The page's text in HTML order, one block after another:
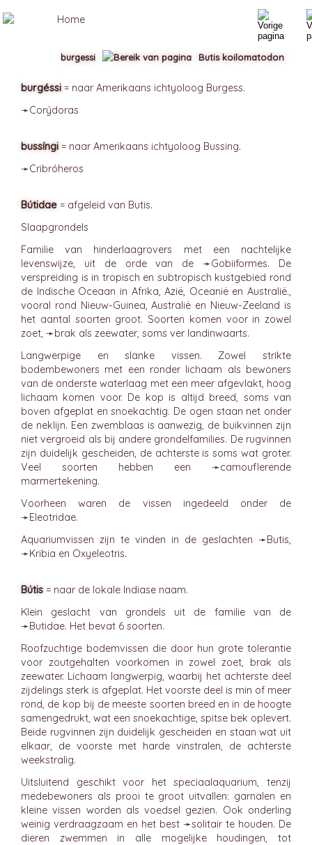
burgéssi = naar Amerikaans ichtyoloog Burgess.
➛Corýdoras
bussíngi = naar Amerikaans ichtyoloog Bussing.
➛Cribróheros
Bútidae = afgeleid van Butis.
Slaapgrondels
Familie van hinderlaagrovers met een nachtelijke
levenswijze, uit de orde van de ➛Gobiiformes. De
verspreiding is in tropisch en subtropisch kustgebied rond
de Indische Oceaan in Afrika, Azië, Oceanië en Australië.,
vooral rond Nieuw-Guinea, Australië en Nieuw-Zeeland is
het aantal soorten groot. Soorten komen voor in zowel
zoet, ➛brak als zeewater, soms ver landinwaarts.
Langwerpige en slanke vissen. Zowel strikte
bodembewoners met een ronder lichaam als bewoners
van de onderste waterlaag met een meer afgevlakt, hoog
lichaam komen voor. De kop is altijd breed, soms van
boven afgeplat en snoekachtig. De ogen staan net onder
de neklijn. Een zwemblaas is aanwezig, de buikvinnen zijn
niet vergroeid als bij andere grondelfamilies. De rugvinnen
zijn duidelijk gescheiden, de achterste is soms wat groter.
Veel soorten hebben een ➛camouflerende
marmertekening.
Voorheen waren de vissen ingedeeld onder de
➛Eleotridae.
Aquariumvissen zijn te vinden in de geslachten ➛Butis,
➛Kribia en Oxyeleotris.
Bútis = naar de lokale Indiase naam.
Klein geslacht van grondels uit de familie van de
➛Butidae. Het bevat 6 soorten.
Roofzuchtige bodemvissen die door hun grote tolerantie
voor zoutgehalten voorkomen in zowel zoet, brak als
zeewater. Lichaam langwerpig, waarbij het achterste deel
zijdelings sterk is afgeplat. Het voorste deel is min of meer
rond, de kop bij de meeste soorten breed en in de hoogte
samengedrukt, wat een snoekachtige, spitse bek oplevert.
Beide rugvinnen zijn duidelijk gescheiden en staan wat uit
elkaar, de voorste met harde vinstralen, de achterste
weekstralig.
Uitsluitend geschikt voor het speciaalaquarium, tenzij
medebewoners als prooi te groot uitvallen: garnalen en
kleine vissen worden als voedsel gezien. Ook onderling
weinig verdraagzaam en het best ➛solitairte houden. De
dieren zwemmen in alle mogelijke houdingen, tot
burgessi Butis koilomatodon